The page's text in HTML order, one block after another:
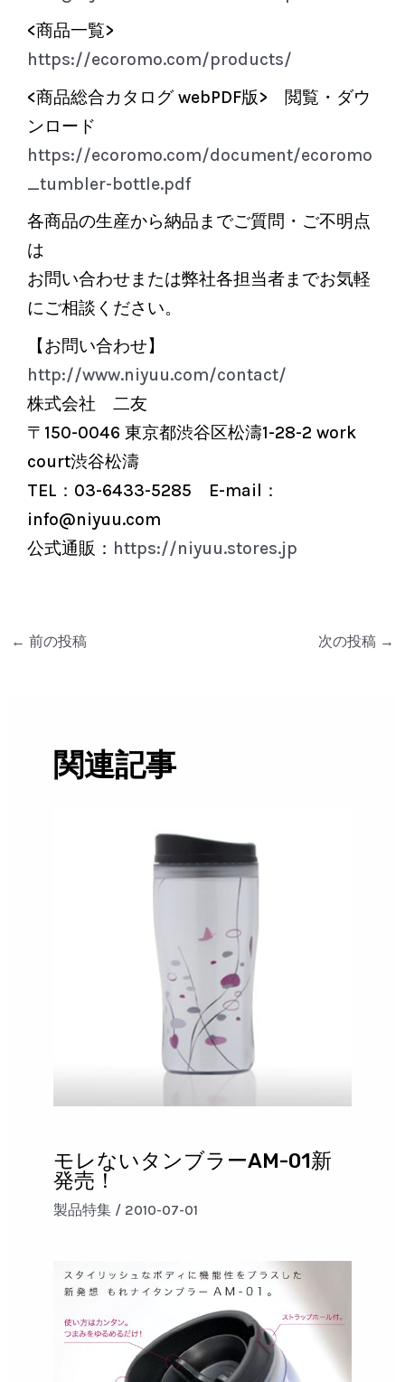
<商品一覧>
https://ecoromo.com/products/
<商品総合カタログ webPDF版> 閲覧・ダウ
ンロード
https://ecoromo.com/document/ecoromo
_tumbler-bottle.pdf
各商品の生産から納品までご質問・ご不明点
は
お問い合わせまたは弊社各担当者までお気軽
にご相談ください。
【お問い合わせ】
http://www.niyuu.com/contact/
株式会社 二友
〒150-0046 東京都渋谷区松濤1-28-2 work
court渋谷松濤
TEL：03-6433-5285 E-mail：
info@niyuu.com
公式通販： https://niyuu.stores.jp
← 前の投稿 次の投稿 →
関連記事
モレないタンブラーAM-01新
発売！
製品特集 / 2010-07-01